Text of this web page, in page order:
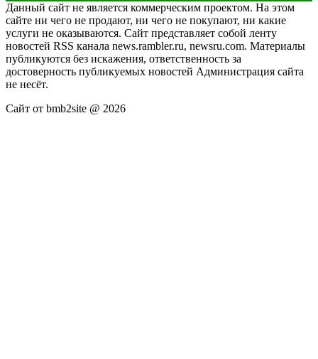
Данный сайт не является коммерческим проектом. На этом
сайте ни чего не продают, ни чего не покупают, ни какие
услуги не оказываются. Сайт представляет собой ленту
новостей RSS канала news.rambler.ru, newsru.com. Материалы
публикуются без искажения, ответственность за
достоверность публикуемых новостей Администрация сайта
не несёт.
Сайт от bmb2site @ 2026